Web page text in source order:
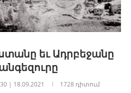
եւ Ադրբեջանը
| 18.09.2021 1728 դիտում